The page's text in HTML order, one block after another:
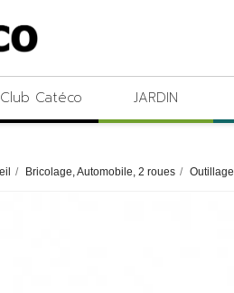
Club Catéco JARDIN
Bricolage, Automobile, 2 roues Outillage